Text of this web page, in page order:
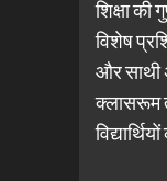
शिक्षा
विशेष
और साथी
क्लासरूम